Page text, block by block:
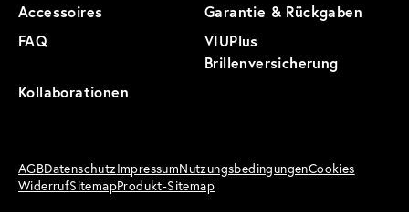
Accessoires
Garantie & Rückgaben
FAQ
VIUPlus
Brillenversicherung
Kollaborationen
AGBDatenschutzImpressumNutzungsbedingungenCookies
WiderrufSitemapProdukt-Sitemap